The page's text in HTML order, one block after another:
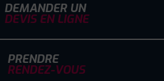
DEMANDER UN
DEVIS EN LIGNE
PRENDRE
RENDEZ-VOUS